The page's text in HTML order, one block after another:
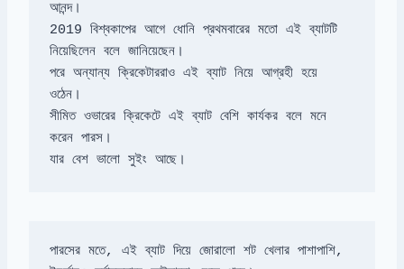
2019 বিশ্বকাপের আগে ধোনি প্রথমবারের মতো এই ব্যাটটি
পরে অন্যান্য ক্রিকেটাররাও এই ব্যাট নিয়ে আগ্রহী হয়ে
সীমিত ওভারের ক্রিকেটে এই ব্যাট বেশি কার্যকর বলে মনে
যার বেশ ভালো সুইং আছে।
পারসের মতে, এই ব্যাট দিয়ে জোরালো শট খেলার পাশাপাশি,